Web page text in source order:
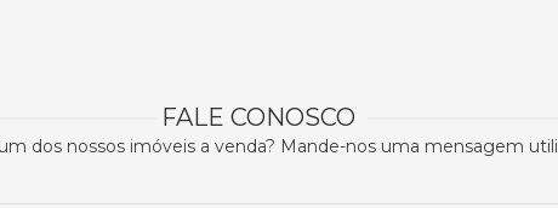
FALE CONOSCO
dos nossos imóveis a venda? Mande-nos uma mensagem